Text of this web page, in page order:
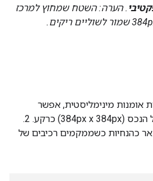
. הערה: השטח שמחוץ למרכז
אומנות מינימליסטית, אפשר
להשתמש בשטח המרכזי של הנכס (384px x 384px) כרקע. 2.
כהנחיות כשממקמים רכיבים של